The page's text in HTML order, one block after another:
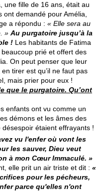
une fille de 16 ans, était au
demandé pour Amélia,
a répondu : « Elle sera au
» Au purgatoire jusqu’à la
! Les habitants de Fatima
prié et offert des
On peut penser que leur
tirer est qu’il ne faut pas
mais prier pour eux !
que le purgatoire. Qu’ont
enfants ont vu comme un
démons et les âmes des
étaient effrayants !
vu l'enfer où vont les
les sauver, Dieu veut
à mon Cœur Immaculé. »
elle prit un air triste et dit : «
pour les pécheurs,
parce qu'elles n'ont